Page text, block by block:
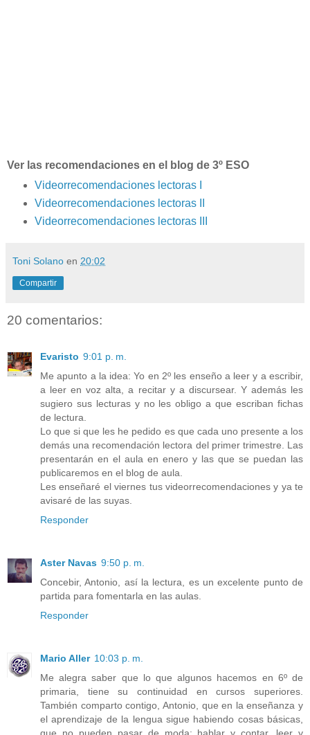
Ver las recomendaciones en el blog de 3º ESO
Videorrecomendaciones lectoras I
Videorrecomendaciones lectoras II
Videorrecomendaciones lectoras III
Toni Solano en 20:02
Compartir
20 comentarios:
Evaristo 9:01 p. m.
Me apunto a la idea: Yo en 2º les enseño a leer y a escribir,
a leer en voz alta, a recitar y a discursear. Y además les
sugiero sus lecturas y no les obligo a que escriban fichas
de lectura.
Lo que si que les he pedido es que cada uno presente a los
demás una recomendación lectora del primer trimestre. Las
presentarán en el aula en enero y las que se puedan las
publicaremos en el blog de aula.
Les enseñaré el viernes tus videorrecomendaciones y ya te
avisaré de las suyas.
Responder
Aster Navas 9:50 p. m.
Concebir, Antonio, así la lectura, es un excelente punto de
partida para fomentarla en las aulas.
Responder
Mario Aller 10:03 p. m.
Me alegra saber que lo que algunos hacemos en 6º de
primaria, tiene su continuidad en cursos superiores.
También comparto contigo, Antonio, que en la enseñanza y
el aprendizaje de la lengua sigue habiendo cosas básicas,
que no pueden pasar de moda: hablar y contar, leer y